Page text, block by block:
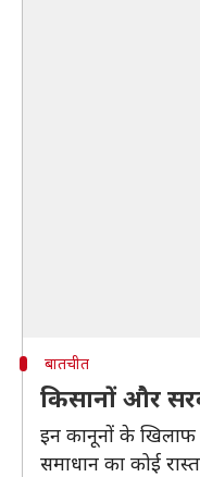
बातचीत
किसानों और
इन कानूनों के
समाधान का कोई